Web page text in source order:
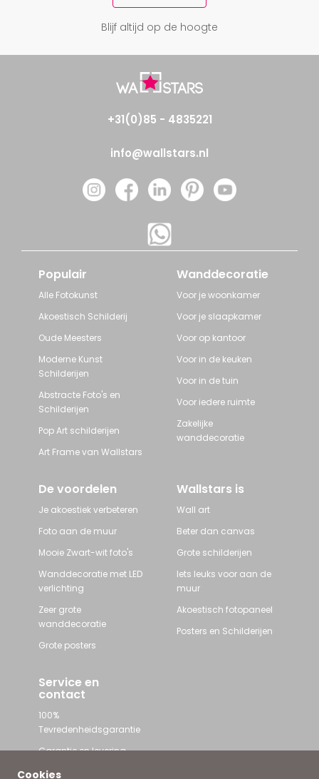
Cookies
Blijf altijd op de hoogte
+31(0)85 - 4835221
info@wallstars.nl
Populair
Alle Fotokunst
Akoestisch Schilderij
Oude Meesters
Moderne Kunst
Schilderijen
Abstracte Foto's en
Schilderijen
Pop Art schilderijen
Art Frame van Wallstars
Wanddecoratie
Voor je woonkamer
Voor je slaapkamer
Voor op kantoor
Voor in de keuken
Voor in de tuin
Voor iedere ruimte
Zakelijke
wanddecoratie
De voordelen
Je akoestiek verbeteren
Foto aan de muur
Mooie Zwart-wit foto's
Wanddecoratie met LED
verlichting
Zeer grote
wanddecoratie
Grote posters
Wallstars is
Wall art
Beter dan canvas
Grote schilderijen
Iets leuks voor aan de
muur
Akoestisch fotopaneel
Posters en Schilderijen
Service en
contact
100%
Tevredenheidsgarantie
Garantie en levering
Contact met Wallstars